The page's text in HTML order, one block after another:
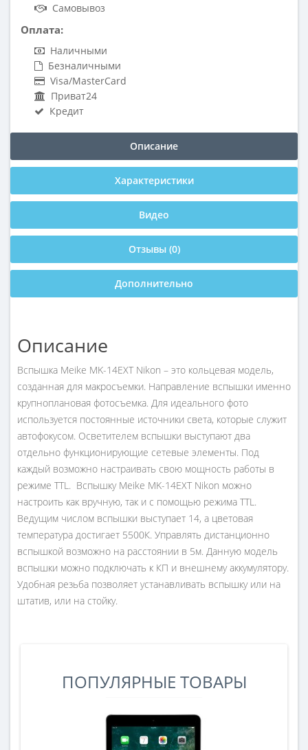
Самовывоз
Оплата:
Наличными
Безналичными
Visa/MasterCard
Приват24
Кредит
Описание
Характеристики
Видео
Отзывы (0)
Дополнительно
Описание
Вспышка Meike MK-14EXT Nikon – это кольцевая модель,
созданная для макросъемки. Направление вспышки именно
крупноплановая фотосъемка. Для идеального фото
используется постоянные источники света, которые служит
автофокусом. Осветителем вспышки выступают два
отдельно функционирующие сетевые элементы. Под
каждый возможно настраивать свою мощность работы в
режиме TTL. Вспышку Meike MK-14EXT Nikon можно
настроить как вручную, так и с помощью режима TTL.
Ведущим числом вспышки выступает 14, а цветовая
температура достигает 5500К. Управлять дистанционно
вспышкой возможно на расстоянии в 5м. Данную модель
вспышки можно подключать к КП и внешнему аккумулятору.
Удобная резьба позволяет устанавливать вспышку или на
штатив, или на стойку.
ПОПУЛЯРНЫЕ ТОВАРЫ